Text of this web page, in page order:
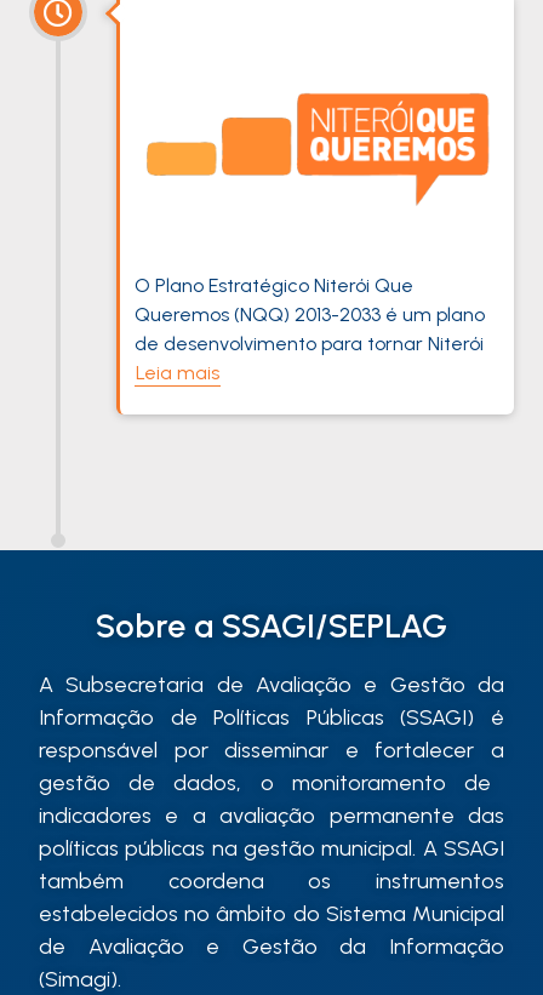
O Plano Estratégico Niterói Que
Queremos (NQQ) 2013-2033 é um plano
de desenvolvimento para tornar Niterói
Leia mais
Sobre a SSAGI/SEPLAG
A Subsecretaria de Avaliação e Gestão da
Informação de Políticas Públicas (SSAGI) é
responsável por disseminar e fortalecer a
gestão de dados, o monitoramento de
indicadores e a avaliação permanente das
políticas públicas na gestão municipal. A SSAGI
também coordena os instrumentos
estabelecidosno âmbito do Sistema Municipal
de Avaliação e Gestão da Informação
(Simagi).